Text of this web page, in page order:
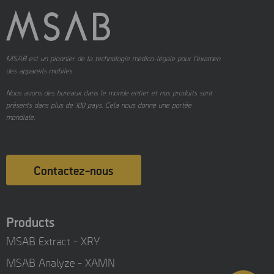
MSAB est un pionnier de la technologie médico-légale pour l’examen
des appareils mobiles.
Nous avons des bureaux dans le monde entier et nos produits sont
présents dans plus de 100 pays. Cela nous donne une portée
mondiale.
Contactez-nous
Products
MSAB Extract - XRY
MSAB Analyze - XAMN